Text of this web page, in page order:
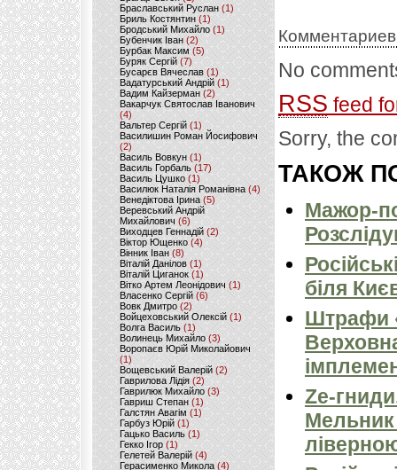
Браславський Руслан (1)
Бриль Костянтин (1)
Бродський Михайло (1)
Бубенчик Іван(2)
Бурбак Максим (5)
Буряк Сергій (7)
Бусарєв Вячеслав (1)
Вадатурський Андрій (1)
Вадим Кайзерман (2)
Вакарчук Святослав Іванович
(4)
Вальтер Сергій (1)
Василишин Роман Йосифович
(2)
Василь Вовкун (1)
Василь Горбаль (17)
Василь Цушко (1)
Василюк Наталія Романівна (4)
Венедіктова Ірина(5)
Веревський Андрій
Михайлович (6)
Виходцев Геннадій (2)
Віктор Ющенко (4)
Вінник Іван (8)
Віталій Данілов (1)
Віталій Циганок (1)
Вітко Артем Леонідович(1)
Власенко Сергій (6)
Вовк Дмитро(2)
Войцеховський Олексій(1)
Волга Василь (1)
Волинець Михайло (3)
Воропаєв Юрій Миколайович
(1)
Вощевський Валерій(2)
Гаврилова Лідія (2)
Гаврилюк Михайло (3)
Гавриш Степан (1)
Галстян Авагім (1)
Гарбуз Юрій (1)
Гацько Василь (1)
Гекко Ігор(1)
Гелетей Валерій (4)
Герасименко Микола (4)
No
RSS feed
Sorry, the
ТАКОЖ
Мажор-
біля
Штрафи
Ze-